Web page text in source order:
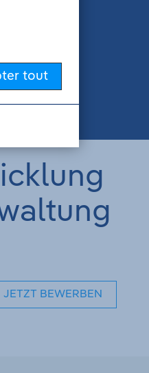
tout
JETZT BEWERBEN